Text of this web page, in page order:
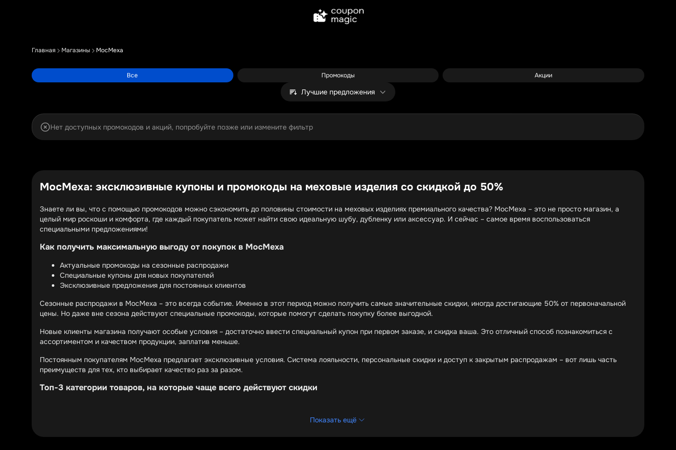
Главная Магазины МосМеха
Все Промокоды Акции
Лучшие предложения
Нет доступных промокодов и акций, попробуйте позже или измените фильтр
МосМеха: эксклюзивные купоны и промокоды на меховые изделия со скидкой до 50%
Знаете ли вы, что с помощью промокодов можно сэкономить до половины стоимости на меховых изделиях премиального качества? МосМеха – это не просто магазин, а
целый мир роскоши и комфорта, где каждый покупатель может найти свою идеальную шубу, дубленку или аксессуар. И сейчас – самое время воспользоваться
специальными предложениями!
Как получить максимальную выгоду от покупок в МосМеха
Актуальные промокоды на сезонные распродажи
Специальные купоны для новых покупателей
Эксклюзивные предложения для постоянных клиентов
Сезонные распродажи в МосМеха – это всегда событие. Именно в этот период можно получить самые значительные скидки, иногда достигающие 50% от первоначальной
цены. Но даже вне сезона действуют специальные промокоды, которые помогут сделать покупку более выгодной.
Новые клиенты магазина получают особые условия – достаточно ввести специальный купон при первом заказе, и скидка ваша. Это отличный способ познакомиться с
ассортиментом и качеством продукции, заплатив меньше.
Постоянным покупателям МосМеха предлагает эксклюзивные условия. Система лояльности, персональные скидки и доступ к закрытым распродажам – вот лишь часть
преимуществ для тех, кто выбирает качество раз за разом.
Топ-3 категории товаров, на которые чаще всего действуют скидки
Показать ещё